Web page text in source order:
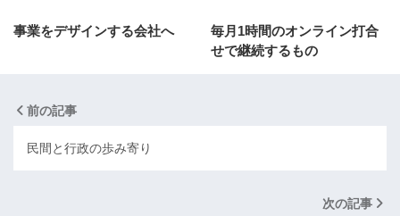
事業をデザインする会社へ
毎月1時間のオンライン打合
せで継続するもの
前の記事
民間と行政の歩み寄り
次の記事